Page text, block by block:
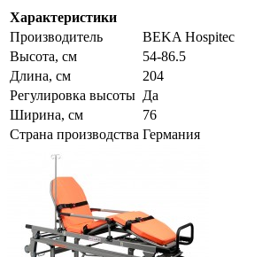
Характеристики
Производитель
BEKA Hospitec
Высота, см
54-86.5
Длина, см
204
Регулировка высоты Да
Ширина, см
76
Страна производства Германия